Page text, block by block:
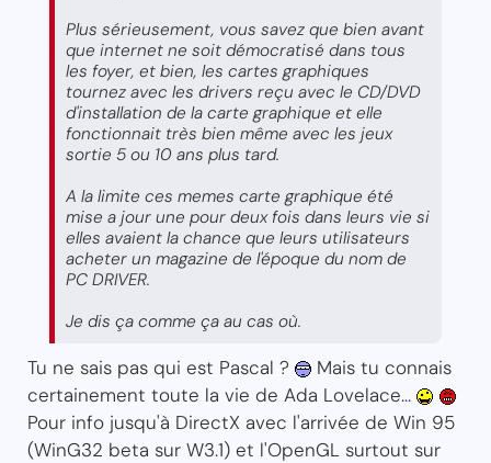
Plus sérieusement, vous savez que bien avant
que internet ne soit démocratisé dans tous
les foyer, et bien, les cartes graphiques
tournez avec les drivers reçu avec le CD/DVD
d'installation de la carte graphique et elle
fonctionnait très bien même avec les jeux
sortie 5 ou 10 ans plus tard.
A la limite ces memes carte graphique été
mise a jour une pour deux fois dans leurs vie si
elles avaient la chance que leurs utilisateurs
acheter un magazine de l'époque du nom de
PC DRIVER.
Je dis ça comme ça au cas où.
Tu ne sais pas qui est Pascal ?
Mais tu connais
certainement toute la vie de Ada Lovelace...
Pour info jusqu'à DirectX avec l'arrivée de Win 95
(WinG32 beta sur W3.1) et l'OpenGL surtout sur